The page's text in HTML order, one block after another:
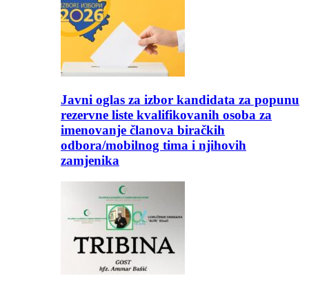
Javni oglas za izbor kandidata za popunu
rezervne liste kvalifikovanih osoba za
imenovanje članova biračkih
odbora/mobilnog tima i njihovih
zamjenika